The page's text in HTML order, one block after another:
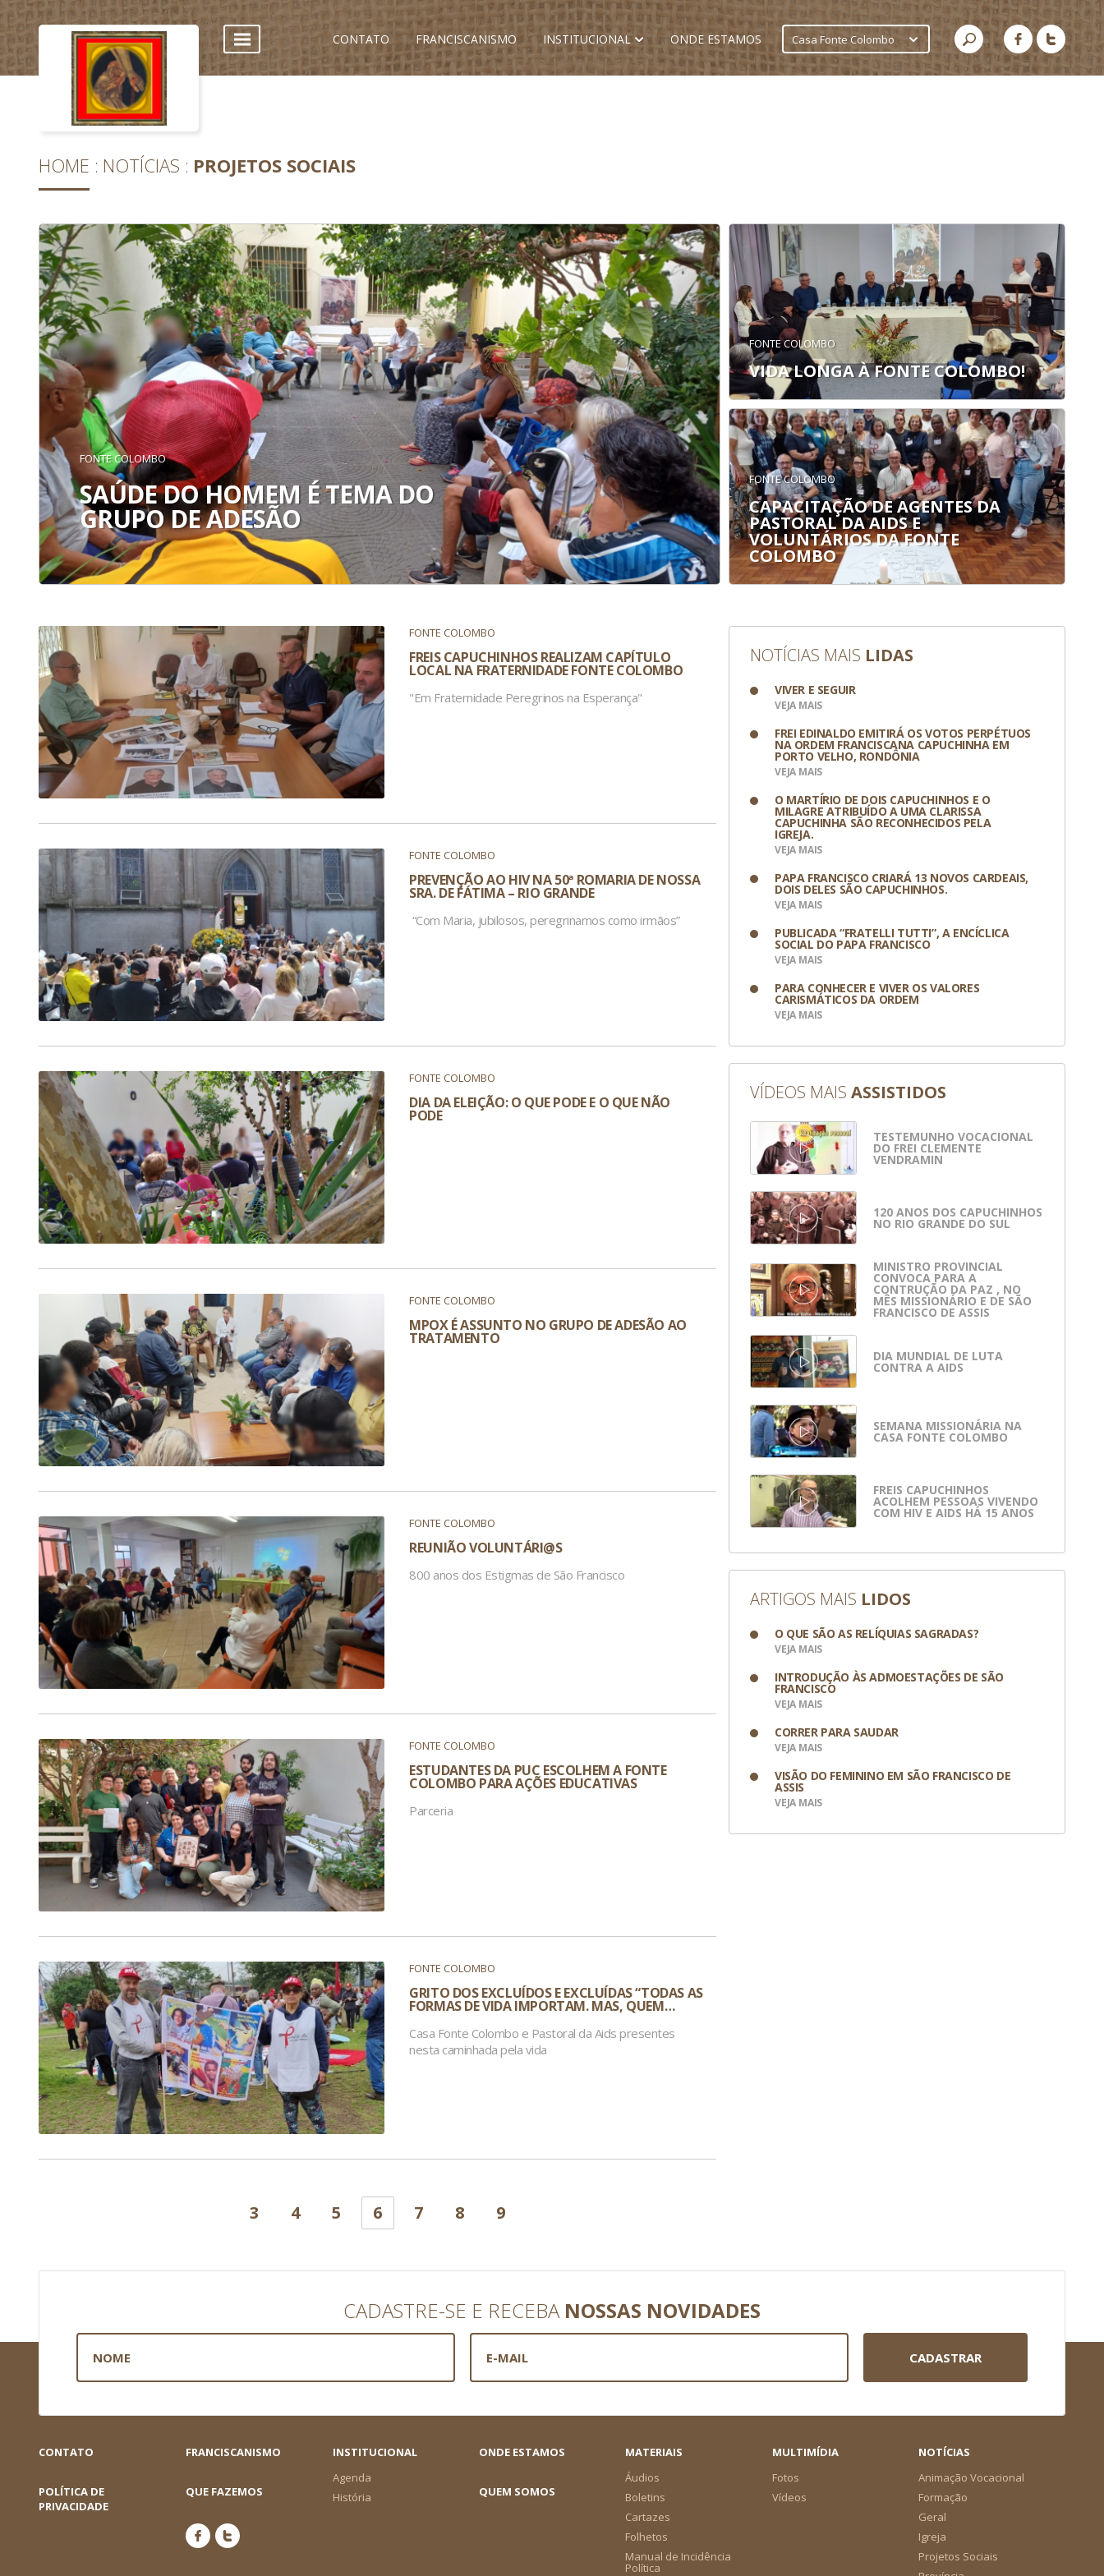
CONTATO FRANCISCANISMO INSTITUCIONAL ONDE ESTAMOS Casa Fonte Colombo
HOME NOTÍCIAS PROJETOS SOCIAIS
FONTE COLOMBO
SAÚDE DO HOMEM É TEMA DO
GRUPO DE ADESÃO
FONTE COLOMBO
VIDA LONGA À FONTE COLOMBO!
FONTE COLOMBO
CAPACITAÇÃO DE AGENTES DA
PASTORAL DA AIDS E
VOLUNTÁRIOS DA FONTE
COLOMBO
FONTE COLOMBO
FREIS CAPUCHINHOS REALIZAM CAPÍTULO
LOCAL NA FRATERNIDADE FONTE COLOMBO
"Em Fraternidade Peregrinos na Esperança"
FONTE COLOMBO
PREVENÇÃO AO HIV NA 50ª ROMARIA DE NOSSA
SRA. DE FÁTIMA – RIO GRANDE
“Com Maria, jubilosos, peregrinamos como irmãos”
FONTE COLOMBO
DIA DA ELEIÇÃO: O QUE PODE E O QUE NÃO
PODE
FONTE COLOMBO
MPOX É ASSUNTO NO GRUPO DE ADESÃO AO
TRATAMENTO
FONTE COLOMBO
REUNIÃO VOLUNTÁRI@S
800 anos dos Estigmas de São Francisco
FONTE COLOMBO
ESTUDANTES DA PUC ESCOLHEM A FONTE
COLOMBO PARA AÇÕES EDUCATIVAS
Parceria
FONTE COLOMBO
GRITO DOS EXCLUÍDOS E EXCLUÍDAS “TODAS AS
FORMAS DE VIDA IMPORTAM. MAS, QUEM…
Casa Fonte Colombo e Pastoral da Aids presentes
nesta caminhada pela vida
3 4 5 6 7 8 9
NOTÍCIAS MAIS LIDAS
VIVER E SEGUIR
VEJA MAIS
FREI EDINALDO EMITIRÁ OS VOTOS PERPÉTUOS
NA ORDEM FRANCISCANA CAPUCHINHA EM
PORTO VELHO, RONDÔNIA
VEJA MAIS
O MARTÍRIO DE DOIS CAPUCHINHOS E O
MILAGRE ATRIBUÍDO A UMA CLARISSA
CAPUCHINHA SÃO RECONHECIDOS PELA
IGREJA.
VEJA MAIS
PAPA FRANCISCO CRIARÁ 13 NOVOS CARDEAIS,
DOIS DELES SÃO CAPUCHINHOS.
VEJA MAIS
PUBLICADA “FRATELLI TUTTI”, A ENCÍCLICA
SOCIAL DO PAPA FRANCISCO
VEJA MAIS
PARA CONHECER E VIVER OS VALORES
CARISMÁTICOS DA ORDEM
VEJA MAIS
VÍDEOS MAIS ASSISTIDOS
TESTEMUNHO VOCACIONAL
DO FREI CLEMENTE
VENDRAMIN
120 ANOS DOS CAPUCHINHOS
NO RIO GRANDE DO SUL
MINISTRO PROVINCIAL
CONVOCA PARA A
CONTRUÇÃO DA PAZ , NO
MÊS MISSIONÁRIO E DE SÃO
FRANCISCO DE ASSIS
DIA MUNDIAL DE LUTA
CONTRA A AIDS
SEMANA MISSIONÁRIA NA
CASA FONTE COLOMBO
FREIS CAPUCHINHOS
ACOLHEM PESSOAS VIVENDO
COM HIV E AIDS HÁ 15 ANOS
ARTIGOS MAIS LIDOS
O QUE SÃO AS RELÍQUIAS SAGRADAS?
VEJA MAIS
INTRODUÇÃO ÀS ADMOESTAÇÕES DE SÃO
FRANCISCO
VEJA MAIS
CORRER PARA SAUDAR
VEJA MAIS
VISÃO DO FEMININO EM SÃO FRANCISCO DE
ASSIS
VEJA MAIS
CADASTRE-SE E RECEBA NOSSAS NOVIDADES
CADASTRAR
CONTATO FRANCISCANISMO
INSTITUCIONAL
Agenda
História
ONDE ESTAMOS
MATERIAIS
Áudios
Boletins
Cartazes
Folhetos
Manual de Incidência
Política
MULTIMÍDIA
Fotos
Vídeos
NOTÍCIAS
Animação Vocacional
Formação
Geral
Igreja
Projetos Sociais
POLÍTICA DE
PRIVACIDADE
QUE FAZEMOS QUEM SOMOS